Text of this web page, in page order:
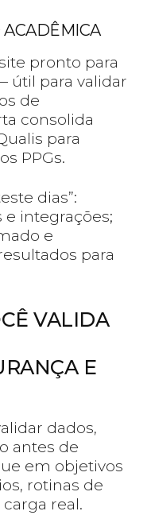
ACADÊMICA
pronto para
útil para validar
de
consolida
para
PPGs.
dias”:
e integrações;
e
para
VALIDA
E
dados,
antes de
em objetivos
rotinas de
real.